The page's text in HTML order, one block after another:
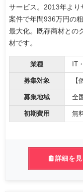
サービス。2013年よ
案件で年間936万円の
最大化。既存商材との
材です。
業種 IT
募集対象 【
募集地域 全
初期費用 無
詳細を見